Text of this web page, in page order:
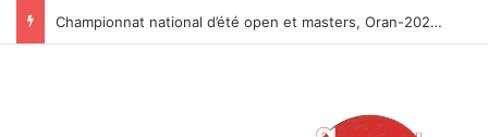
Championnat national d’été open et masters, Oran-2026 — Le CRB s’adjuge le titre